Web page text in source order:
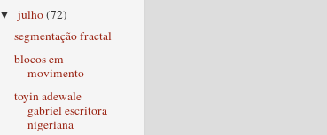
▼julho(72)
segmentação fractal
blocos em
movimento
toyin adewale
gabriel escritora
nigeriana